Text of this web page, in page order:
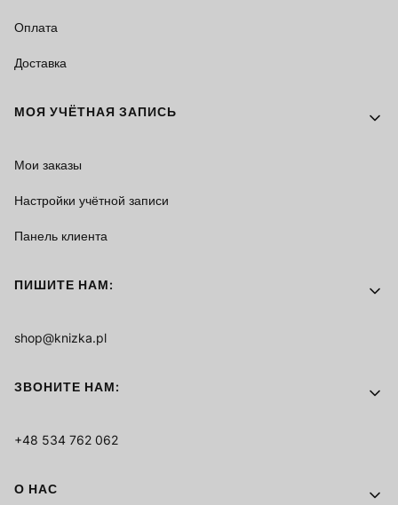
Оплата
Доставка
МОЯ УЧЁТНАЯ ЗАПИСЬ
Мои заказы
Настройки учётной записи
Панель клиента
ПИШИТЕ НАМ:
shop@knizka.pl
ЗВОНИТЕ НАМ:
+48 534 762 062
О НАС